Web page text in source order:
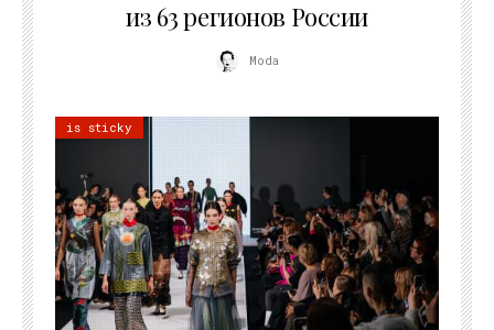
из 63 регионов России
Moda
is sticky